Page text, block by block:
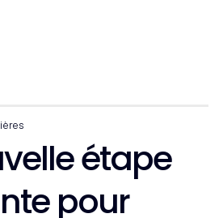
étape
pour